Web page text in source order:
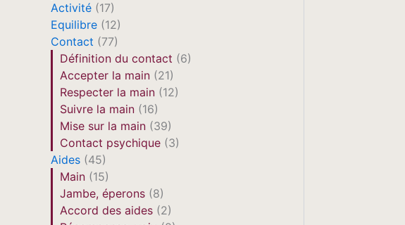
Activité (17)
Equilibre (12)
Contact (77)
Définition du contact (6)
Accepter la main (21)
Respecter la main (12)
Suivre la main (16)
Mise sur la main (39)
Contact psychique (3)
Aides (45)
Main (15)
Jambe, éperons (8)
Accord des aides (2)